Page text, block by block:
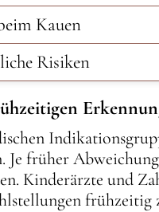
Kauen
Risiken
Je früher
Kinderärzte und
frühzeitig